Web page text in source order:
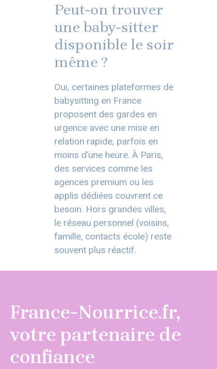
Peut-on trouver
une baby-sitter
disponible le soir
même ?
Oui, certaines plateformes de
babysitting en France
proposent des gardes en
urgence avec une mise en
relation rapide, parfois en
moins d’une heure. À Paris,
des services comme les
agences premium ou les
applis dédiées couvrent ce
besoin. Hors grandes villes,
le réseau personnel (voisins,
famille, contacts école) reste
souvent plus réactif.
France-Nourrice.fr,
votre partenaire de
confiance